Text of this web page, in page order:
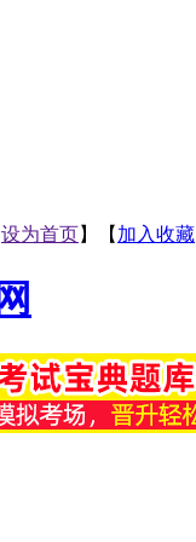
设为首页】【 加入收藏